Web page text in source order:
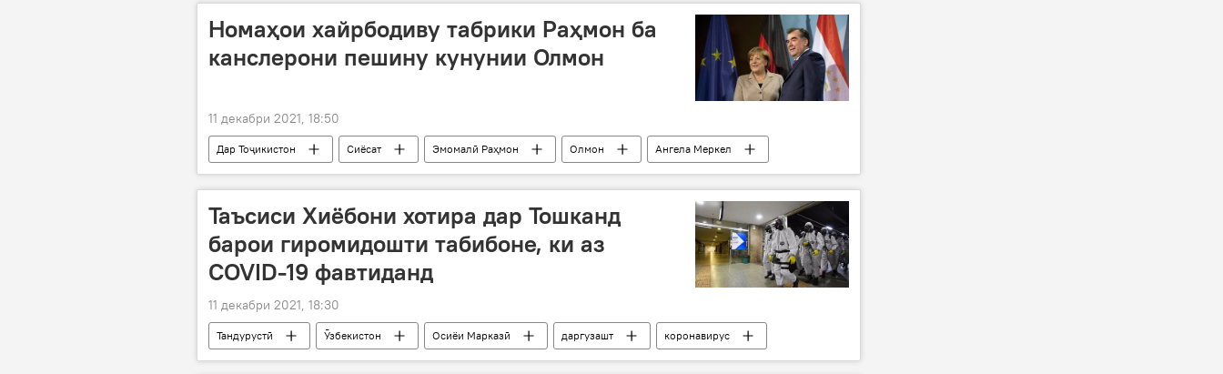
Номаҳои хайрбодиву табрики Раҳмон ба
канслерони пешину кунунии Олмон
11 декабри 2021, 18:50
Дар Тоҷикистон Сиёсат Эмомалӣ Раҳмон Олмон Ангела Меркел
Таъсиси Хиёбони хотира дар Тошканд
барои гиромидошти табибоне, ки аз
COVID-19 фавтиданд
11 декабри 2021, 18:30
Тандурустӣ Ӯзбекистон Осиёи Марказӣ даргузашт коронавирус